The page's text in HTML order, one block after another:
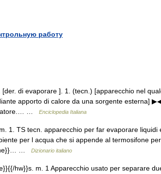
работу
di evaporare ]. 1. (tecn.) [apparecchio nel
apporto di calore da una sorgente esterna]
…
Enciclopedia Italiana
1. TS tecn. apparecchio per far evaporare
per l acqua che si appende al termosifone
…
Dizionario italiano
hw}}s. m. 1 Apparecchio usato per separare